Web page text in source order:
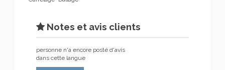
Notes et avis clients
personne n'a encore posté d'avis
dans cette langue